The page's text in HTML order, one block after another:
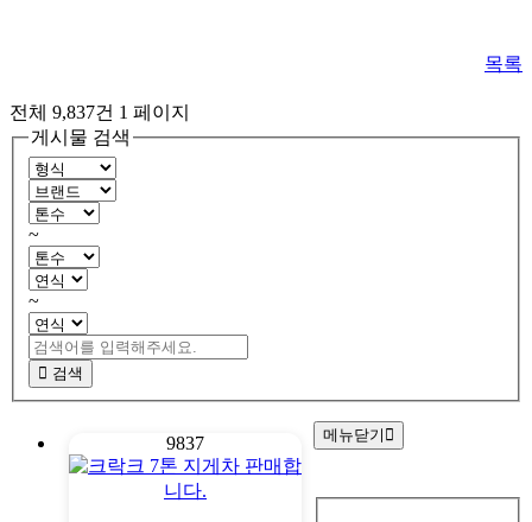
목록
전체 9,837건 1 페이지
게시물 검색
~
~
검색
9837 메뉴닫기
회